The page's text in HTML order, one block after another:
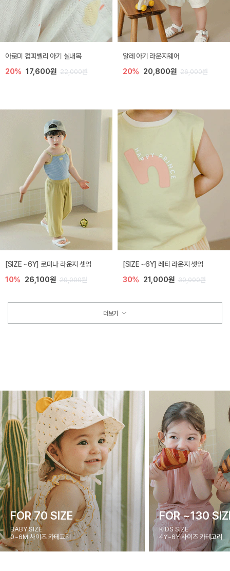
아로미 컴피벨리 아기 실내복
20% 17,600원 22,000원
알레 아기 라운지웨어
20% 20,800원 26,000원
[SIZE ~6Y] 로미나 라운지 셋업
10% 26,100원 29,000원
[SIZE ~6Y] 레티 라운지 셋업
30% 21,000원 30,000원
더보기
FOR 70 SIZE
BABY SIZE
0~6M 사이즈 카테고리
FOR ~130
KIDS SIZE
4Y~6Y 사이즈 카테고리